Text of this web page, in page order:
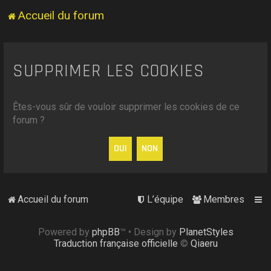
Accueil du forum
SUPPRIMER LES COOKIES
Êtes-vous sûr de vouloir supprimer les cookies de ce
forum ?
Accueil du forum Membres
L’équipe
Powered by phpBB™ • Design by PlanetStyles
Traduction française officielle © Qiaeru